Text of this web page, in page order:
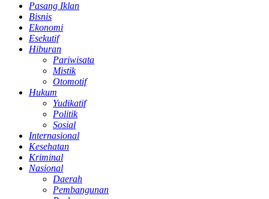
Pasang Iklan
Bisnis
Ekonomi
Esekutif
Hiburan
Pariwisata
Mistik
Otomotif
Hukum
Yudikatif
Politik
Sosial
Internasional
Kesehatan
Kriminal
Nasional
Daerah
Pembangunan